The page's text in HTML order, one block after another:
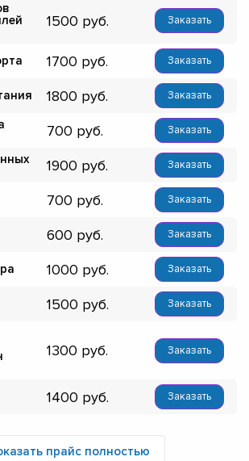
1500 Заказать
1700 Заказать
1800 Заказать
700 Заказать
1900 Заказать
700 Заказать
600 Заказать
1000 Заказать
1500 Заказать
1300 Заказать
1400 Заказать
прайс полностью